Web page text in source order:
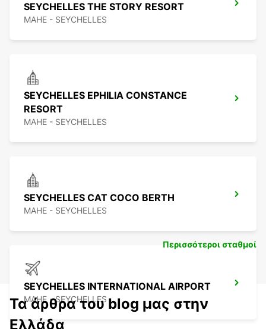
SEYCHELLES THE STORY RESORT
MAHE - SEYCHELLES
SEYCHELLES EPHILIA CONSTANCE
RESORT
MAHE - SEYCHELLES
SEYCHELLES CAT COCO BERTH
MAHE - SEYCHELLES
SEYCHELLES INTERNATIONAL AIRPORT
MAHE - SEYCHELLES
Περισσότεροι σταθμοί
Τα άρθρα του blog μας στην
Ελλάδα